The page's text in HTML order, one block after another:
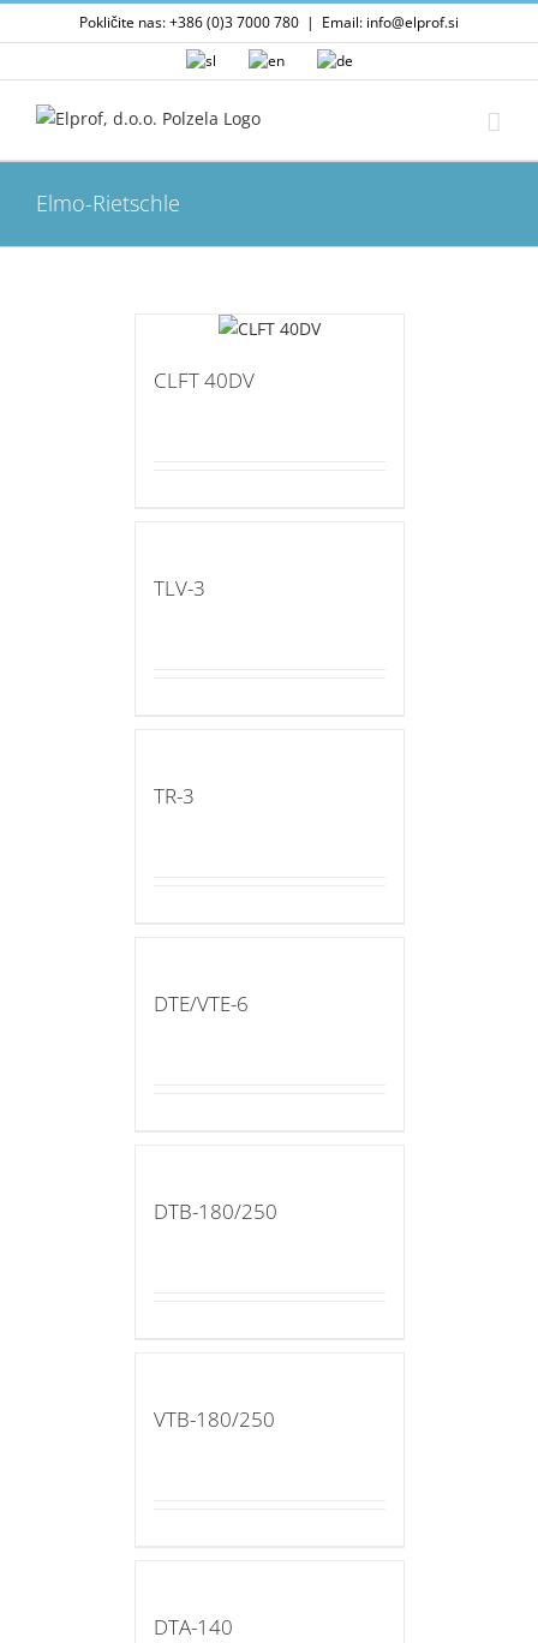
to
Pokličite nas: +386 (0)3 7000 780 | Email: info@elprof.si
Elmo-Rietschle
CLFT 40DV
TLV-3
TR-3
DTE/VTE-6
DTB-180/250
VTB-180/250
DTA-140